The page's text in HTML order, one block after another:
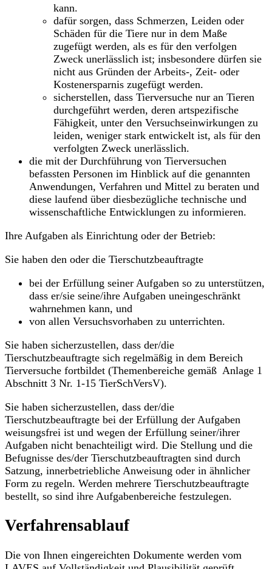
kann.
dafür sorgen, dass Schmerzen, Leiden oder
Schäden für die Tiere nur in dem Maße
zugefügt werden, als es für den verfolgen
Zweck unerlässlich ist; insbesondere dürfen sie
nicht aus Gründen der Arbeits-, Zeit- oder
Kostenersparnis zugefügt werden.
sicherstellen, dass Tierversuche nur an Tieren
durchgeführt werden, deren artspezifische
Fähigkeit, unter den Versuchseinwirkungen zu
leiden, weniger stark entwickelt ist, als für den
verfolgten Zweck unerlässlich.
die mit der Durchführung von Tierversuchen
befassten Personen im Hinblick auf die genannten
Anwendungen, Verfahren und Mittel zu beraten und
diese laufend über diesbezügliche technische und
wissenschaftliche Entwicklungen zu informieren.
Ihre Aufgaben als Einrichtung oder der Betrieb:
Sie haben den oder die Tierschutzbeauftragte
bei der Erfüllung seiner Aufgaben so zu unterstützen,
dass er/sie seine/ihre Aufgaben uneingeschränkt
wahrnehmen kann, und
von allen Versuchsvorhaben zu unterrichten.
Sie haben sicherzustellen, dass der/die
Tierschutzbeauftragte sich regelmäßig in dem Bereich
Tierversuche fortbildet (Themenbereiche gemäß Anlage 1
Abschnitt 3 Nr. 1-15 TierSchVersV).
Sie haben sicherzustellen, dass der/die
Tierschutzbeauftragte bei der Erfüllung der Aufgaben
weisungsfrei ist und wegen der Erfüllung seiner/ihrer
Aufgaben nicht benachteiligt wird. Die Stellung und die
Befugnisse des/der Tierschutzbeauftragten sind durch
Satzung, innerbetriebliche Anweisung oder in ähnlicher
Form zu regeln. Werden mehrere Tierschutzbeauftragte
bestellt, so sind ihre Aufgabenbereiche festzulegen.
Verfahrensablauf
Die von Ihnen eingereichten Dokumente werden vom